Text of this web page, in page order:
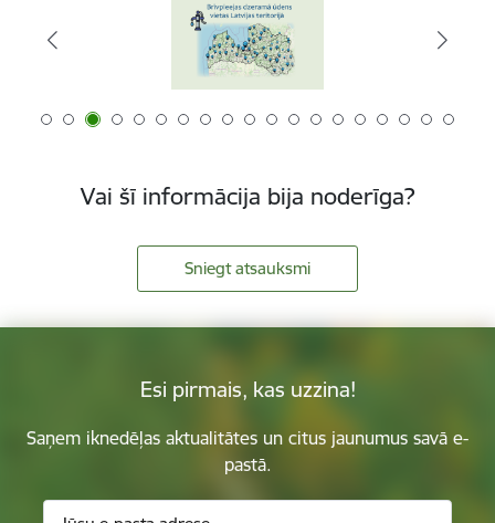
Vai šī informācija bija noderīga?
Sniegt atsauksmi
Esi pirmais, kas uzzina!
Saņem iknedēļas aktualitātes un citus jaunumus savā e-
pastā.